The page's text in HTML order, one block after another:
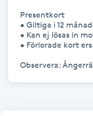
Olaplexbehandling
Ombre
Ombre brows
Presentkort
• Giltiga i 12
• Kan ej lösas in
• Förlorade kort
Observera: